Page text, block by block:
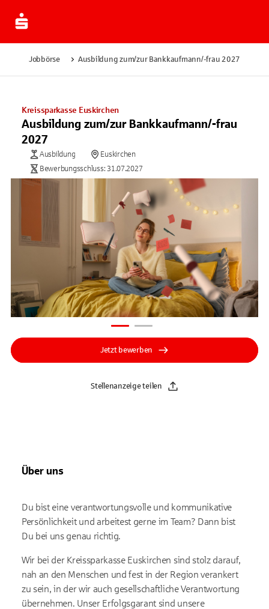
Jobbörse Ausbildung zum/zur Bankkaufmann/-frau 2027
Kreissparkasse Euskirchen
Ausbildung zum/zur Bankkaufmann/-frau
2027
Ausbildung
Euskirchen
Bewerbungsschluss: 31.07.2027
Jetzt bewerben
Stellenanzeige teilen
Über uns
Du bist eine verantwortungsvolle und kommunikative
Persönlichkeit und arbeitest gerne im Team? Dann bist
Du bei uns genau richtig.
Wir bei der Kreissparkasse Euskirchen sind stolz darauf,
nah an den Menschen und fest in der Region verankert
zu sein, in der wir auch gesellschaftliche Verantwortung
übernehmen. Unser Erfolgsgarant sind unsere